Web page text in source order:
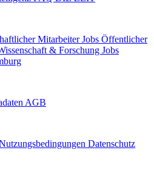
MitarbeiterJobs Öffentlicher
& Forschung Jobs
AGB
Datenschutz